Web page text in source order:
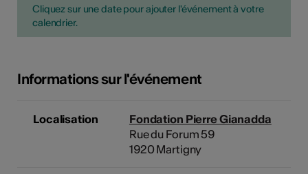
Cliquez sur une date pour ajouter l'événement à votre
calendrier.
Informations sur l'événement
Localisation
Fondation Pierre Gianadda
Rue du Forum 59
1920 Martigny